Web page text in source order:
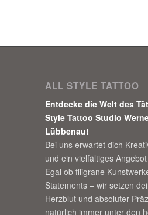
ALL STYLE TATTOO
Entdecke die Welt des
Style Tattoo Studio
Lübbenau!
Bei uns erwartet dich
und ein vielfältiges
Egal ob filigrane
Statements – wir setzen
Herzblut und absoluter
natürlich immer unter den